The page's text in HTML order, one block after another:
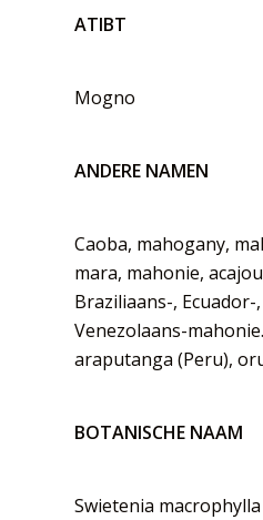
ATIBT
Mogno
ANDERE NAMEN
Caoba, mahogany,
mara, mahonie,
Braziliaans-, Ecuador-
Venezolaans-
araputanga (Peru),
BOTANISCHE NAAM
Swietenia